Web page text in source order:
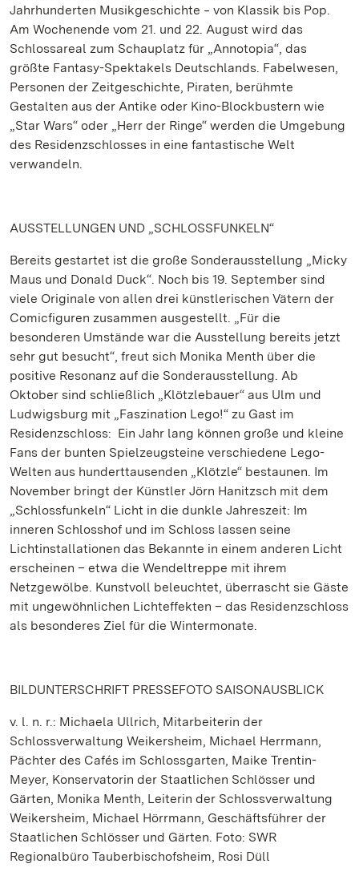
Jahrhunderten Musikgeschichte ‒ von Klassik bis Pop.
Am Wochenende vom 21. und 22. August wird das
Schlossareal zum Schauplatz für „Annotopia“, das
größte Fantasy-Spektakels Deutschlands. Fabelwesen,
Personen der Zeitgeschichte, Piraten, berühmte
Gestalten aus der Antike oder Kino-Blockbustern wie
„Star Wars“ oder „Herr der Ringe“ werden die Umgebung
des Residenzschlosses in eine fantastische Welt
verwandeln.
AUSSTELLUNGEN UND „SCHLOSSFUNKELN“
Bereits gestartet ist die große Sonderausstellung „Micky
Maus und Donald Duck“. Noch bis 19. September sind
viele Originale von allen drei künstlerischen Vätern der
Comicfiguren zusammen ausgestellt. „Für die
besonderen Umstände war die Ausstellung bereits jetzt
sehr gut besucht“, freut sich Monika Menth über die
positive Resonanz auf die Sonderausstellung. Ab
Oktober sind schließlich „Klötzlebauer“ aus Ulm und
Ludwigsburg mit „Faszination Lego!“ zu Gast im
Residenzschloss: Ein Jahr lang können große und kleine
Fans der bunten Spielzeugsteine verschiedene Lego-
Welten aus hunderttausenden „Klötzle“ bestaunen. Im
November bringt der Künstler Jörn Hanitzsch mit dem
„Schlossfunkeln“ Licht in die dunkle Jahreszeit: Im
inneren Schlosshof und im Schloss lassen seine
Lichtinstallationen das Bekannte in einem anderen Licht
erscheinen – etwa die Wendeltreppe mit ihrem
Netzgewölbe. Kunstvoll beleuchtet, überrascht sie Gäste
mit ungewöhnlichen Lichteffekten – das Residenzschloss
als besonderes Ziel für die Wintermonate.
BILDUNTERSCHRIFT PRESSEFOTO SAISONAUSBLICK
v. l. n. r.: Michaela Ullrich, Mitarbeiterin der
Schlossverwaltung Weikersheim, Michael Herrmann,
Pächter des Cafés im Schlossgarten, Maike Trentin-
Meyer, Konservatorin der Staatlichen Schlösser und
Gärten, Monika Menth, Leiterin der Schlossverwaltung
Weikersheim, Michael Hörrmann, Geschäftsführer der
Staatlichen Schlösser und Gärten. Foto: SWR
Regionalbüro Tauberbischofsheim, Rosi Düll